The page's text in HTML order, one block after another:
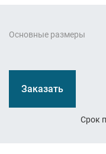
Основные размеры
Заказать
Срок